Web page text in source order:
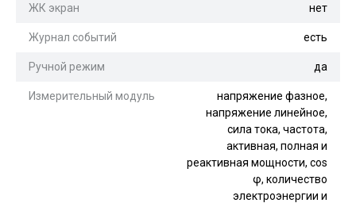
ЖК экран нет
Журнал событий есть
Ручной режим да
Измерительный модуль
напряжение фазное,
напряжение линейное,
сила тока, частота,
активная, полная и
реактивная мощности, cos
φ, количество
электроэнергии и